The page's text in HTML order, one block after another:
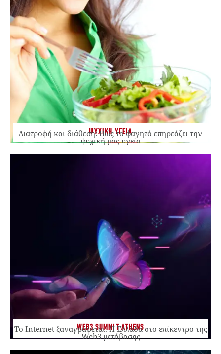
ΨΥΧΙΚΗ ΥΓΕΙΑ
Διατροφή και διάθεση: Πώς το φαγητό επηρεάζει την
ψυχική μας υγεία
WEB3 SUMMIT ATHENS
Το Internet ξαναγράφεται. Η Ελλάδα στο επίκεντρο της
Web3 μετάβασης